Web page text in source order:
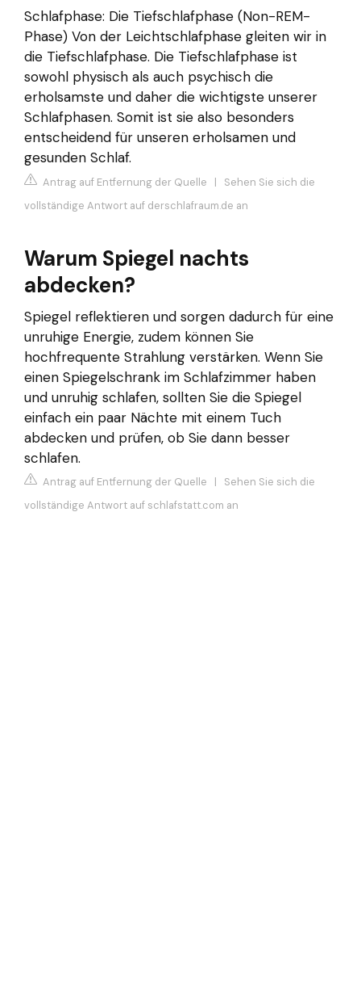
Schlafphase: Die Tiefschlafphase (Non-REM-
Phase) Von der Leichtschlafphase gleiten wir in
die Tiefschlafphase. Die Tiefschlafphase ist
sowohl physisch als auch psychisch die
erholsamste und daher die wichtigste unserer
Schlafphasen. Somit ist sie also besonders
entscheidend für unseren erholsamen und
gesunden Schlaf.
Antrag auf Entfernung der Quelle | Sehen Sie sich die
vollständige Antwort auf derschlafraum.de an
Warum Spiegel nachts
abdecken?
Spiegel reflektieren und sorgen dadurch für eine
unruhige Energie, zudem können Sie
hochfrequente Strahlung verstärken. Wenn Sie
einen Spiegelschrank im Schlafzimmer haben
und unruhig schlafen, sollten Sie die Spiegel
einfach ein paar Nächte mit einem Tuch
abdecken und prüfen, ob Sie dann besser
schlafen.
Antrag auf Entfernung der Quelle | Sehen Sie sich die
vollständige Antwort auf schlafstatt.com an